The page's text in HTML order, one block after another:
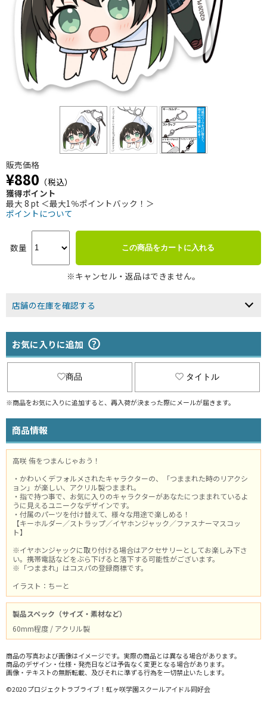
販売価格
¥880 （税込）
獲得ポイント
最大 8 pt ＜最大1％ポイントバック！＞
ポイントについて
数量 この商品をカートに入れる
※キャンセル・返品はできません。
店舗の在庫を確認する
お気に入りに追加
商品 タイトル
※商品をお気に入りに追加すると、再入荷が決まった際にメールが届きます。
商品情報
高咲 侑をつまんじゃおう！
・かわいくデフォルメされたキャラクターの、「つままれた時のリアクシ
ョン」が楽しい、アクリル製つままれ。
・指で持つ事で、お気に入りのキャラクターがあなたにつままれているよ
うに見えるユニークなデザインです。
・付属のパーツを付け替えて、様々な用途で楽しめる！
【キーホルダー／ストラップ／イヤホンジャック／ファスナーマスコッ
ト】
※イヤホンジャックに取り付ける場合はアクセサリーとしてお楽しみ下さ
い。携帯電話などをぶら下げると落下する可能性がございます。
※「つままれ」はコスパの登録商標です。
イラスト：ちーと
製品スペック（サイズ・素材など）
60mm程度 / アクリル製
商品の写真および画像はイメージです。実際の商品とは異なる場合があります。
商品のデザイン・仕様・発売日などは予告なく変更となる場合があります。
画像・テキストの無断転載、及びそれに準ずる行為を一切禁止いたします。
©2020 プロジェクトラブライブ！虹ヶ咲学園スクールアイドル同好会